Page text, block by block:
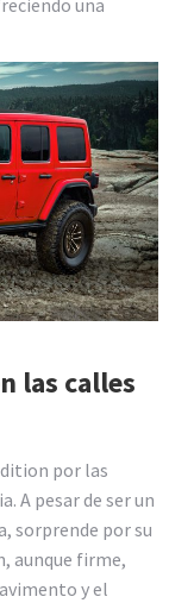
una
las calles
por las
A pesar de ser un
sorprende por su
aunque firme,
y el